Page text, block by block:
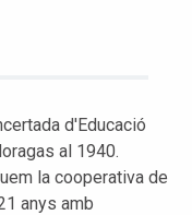
d'Educació
al 1940.
la cooperativa de
anys amb